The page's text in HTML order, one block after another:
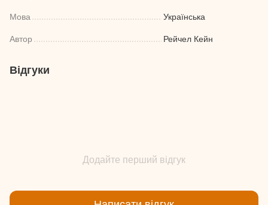
Мова Українська
Автор Рейчел Кейн
Відгуки
Додайте перший відгук